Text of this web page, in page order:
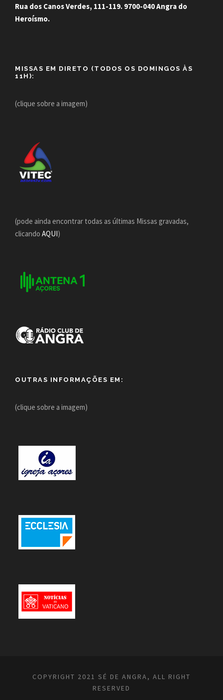
Rua dos Canos Verdes, 111-119. 9700-040 Angra do
Heroísmo.
MISSAS EM DIRETO (TODOS OS DOMINGOS ÀS
11H):
(clique sobre a imagem)
(pode ainda encontrar todas as últimas Missas gravadas,
clicando AQUI)
OUTRAS INFORMAÇÕES EM:
(clique sobre a imagem)
COPYRIGHT 2021 SÉ DE ANGRA, ALL RIGHT
RESERVED